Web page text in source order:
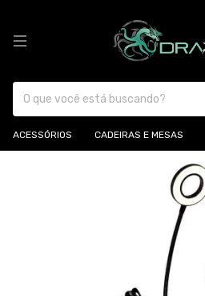
ACESSÓRIOS CADEIRAS E MESAS